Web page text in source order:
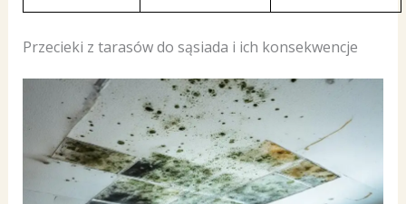
Przecieki z tarasów do sąsiada i ich konsekwencje